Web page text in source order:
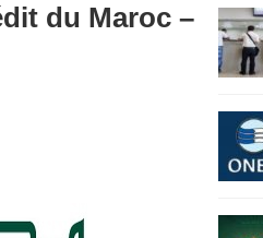
du Maroc –